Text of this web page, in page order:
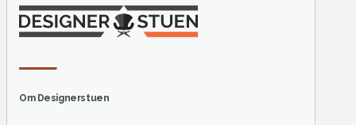
Om Designerstuen